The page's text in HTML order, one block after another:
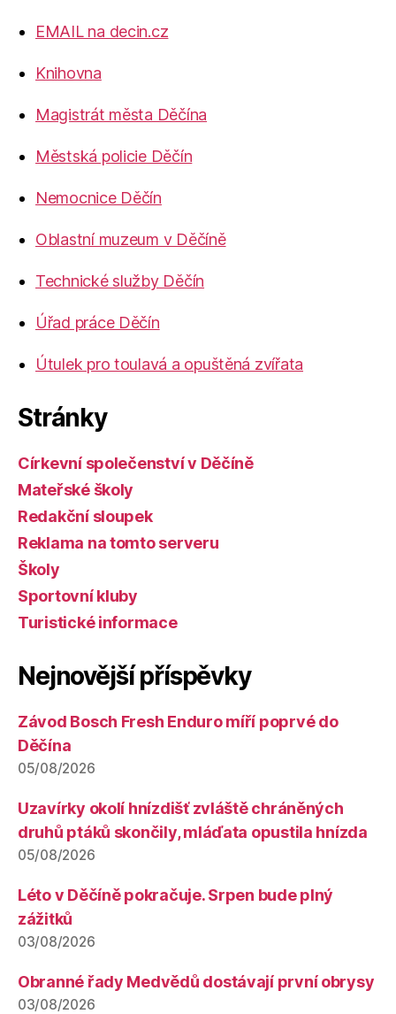
EMAIL na decin.cz
Knihovna
Magistrát města Děčína
Městská policie Děčín
Nemocnice Děčín
Oblastní muzeum v Děčíně
Technické služby Děčín
Úřad práce Děčín
Útulek pro toulavá a opuštěná zvířata
Stránky
Církevní společenství v Děčíně
Mateřské školy
Redakční sloupek
Reklama na tomto serveru
Školy
Sportovní kluby
Turistické informace
Nejnovější příspěvky
Závod Bosch Fresh Enduro míří poprvé do
Děčína
05/08/2026
Uzavírky okolí hnízdišť zvláště chráněných
druhů ptáků skončily, mláďata opustila hnízda
05/08/2026
Léto v Děčíně pokračuje. Srpen bude plný
zážitků
03/08/2026
Obranné řady Medvědů dostávají první obrysy
03/08/2026